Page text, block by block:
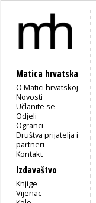
Matica hrvatska
O Matici hrvatskoj
Novosti
Učlanite se
Odjeli
Ogranci
Društva prijatelja i
partneri
Kontakt
Izdavaštvo
Knjige
Vijenac